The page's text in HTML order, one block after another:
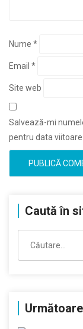
Nume *
Email *
Site web
Salvează-mi
pentru data
Caută în
după: